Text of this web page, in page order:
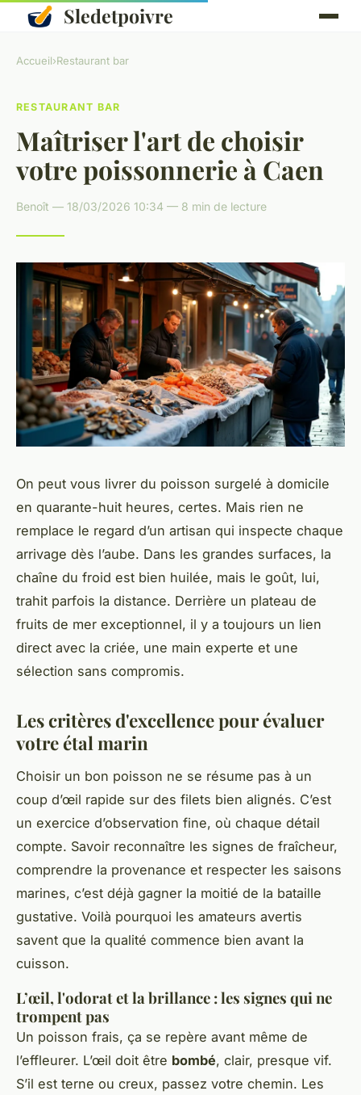
Sledetpoivre
Accueil›Restaurant bar
RESTAURANT BAR
Maîtriser l'art de choisir
votre poissonnerie à Caen
Benoît — 18/03/2026 10:34 — 8 min de lecture
On peut vous livrer du poisson surgelé à domicile
en quarante-huit heures, certes. Mais rien ne
remplace le regard d’un artisan qui inspecte chaque
arrivage dès l’aube. Dans les grandes surfaces, la
chaîne du froid est bien huilée, mais le goût, lui,
trahit parfois la distance. Derrière un plateau de
fruits de mer exceptionnel, il y a toujours un lien
direct avec la criée, une main experte et une
sélection sans compromis.
Les critères d'excellence pour évaluer
votre étal marin
Choisir un bon poisson ne se résume pas à un
coup d’œil rapide sur des filets bien alignés. C’est
un exercice d’observation fine, où chaque détail
compte. Savoir reconnaître les signes de fraîcheur,
comprendre la provenance et respecter les saisons
marines, c’est déjà gagner la moitié de la bataille
gustative. Voilà pourquoi les amateurs avertis
savent que la qualité commence bien avant la
cuisson.
L’œil, l'odorat et la brillance : les signes qui ne
trompent pas
Un poisson frais, ça se repère avant même de
l’effleurer. L’œil doit être bombé, clair, presque vif.
S’il est terne ou creux, passez votre chemin. Les